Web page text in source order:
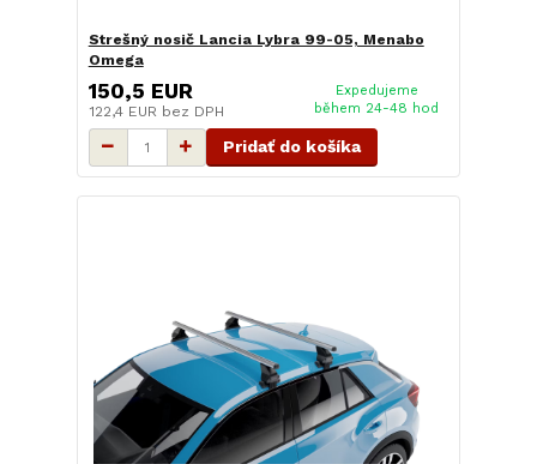
Strešný nosič Lancia Lybra 99-05, Menabo
Omega
150,5 EUR
122,4 EUR bez DPH
Expedujeme
během 24-48 hod
Pridať do košíka